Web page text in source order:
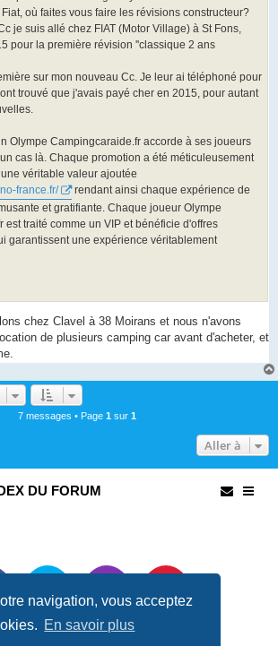
navigation, vous acceptez
En savoir plus
où faites vous faire les révisions constructeur?
je suis allé chez FIAT (Motor Village) à St Fons,
pour la première révision ''classique 2 ans
sur mon nouveau Cc. Je leur ai téléphoné pour
trouvé que j'avais payé cher en 2015, pour autant
Olympe Campingcaraide.fr accorde à ses joueurs
cas là. Chaque promotion a été méticuleusement
véritable valeur ajoutée
france.fr/
rendant ainsi chaque expérience de
et gratifiante. Chaque joueur Olympe
est traité comme un VIP et bénéficie d'offres
garantissent une expérience véritablement
chez Clavel à 38 Moirans et nous n'avons
de plusieurs camping car avant d'acheter, et
7 messages • Page 1 sur 1
Aller à
DU FORUM
parphpBB® Forum Software © phpBB Limited